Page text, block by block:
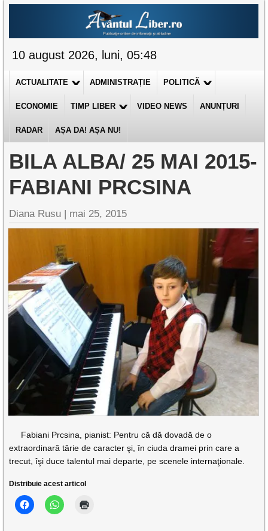
10 august 2026, luni, 05:48
ACTUALITATE ADMINISTRAȚIE POLITICĂ
ECONOMIE TIMP LIBER VIDEO NEWS ANUNȚURI
RADAR AȘA DA! AȘA NU!
BILA ALBA/ 25 MAI 2015-
FABIANI PRCSINA
Diana Rusu | mai 25, 2015
Fabiani Prcsina, pianist: Pentru că dă dovadă de o
extraordinară tărie de caracter şi, în ciuda dramei prin care a
trecut, îşi duce talentul mai departe, pe scenele internaţionale.
Distribuie acest articol